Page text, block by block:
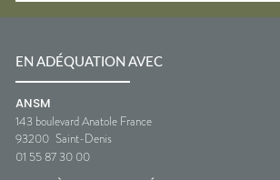
EN ADÉQUATION AVEC
ANSM
143 boulevard Anatole France
93200 Saint-Denis
01 55 87 30 00